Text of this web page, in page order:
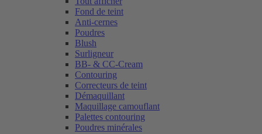
Fond de teint
Anti-cernes
Poudres
Blush
Surligneur
BB- & CC-Cream
Contouring
Correcteurs de teint
Démaquillant
Maquillage camouflant
Palettes contouring
Poudres minérales